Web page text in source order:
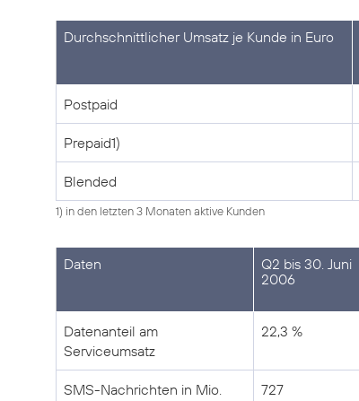
Durchschnittlicher Umsatz je Kunde in Euro
Postpaid
Prepaid1)
Blended
1) in den letzten 3 Monaten aktive Kunden
Daten
Q2 bis 30. Juni
2006
Datenanteil am
Serviceumsatz
22,3 %
SMS-Nachrichten in Mio. 727